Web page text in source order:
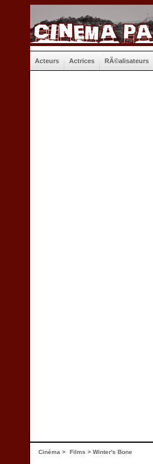
Acteurs Actrices RÃ©alisateurs
Cinéma > Films > Winter's Bone